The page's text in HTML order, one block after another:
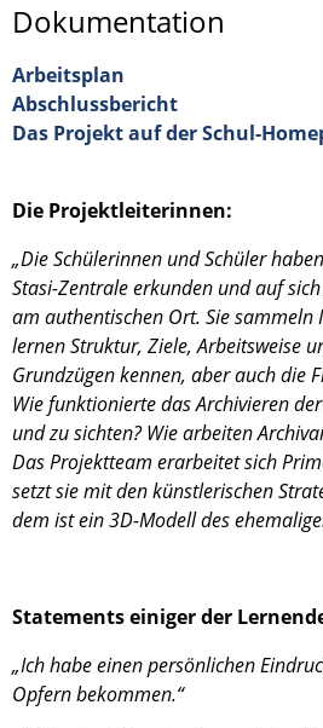
Dokumentation
Arbeitsplan
Abschlussbericht
Das Projekt auf der Schul-
Die Projekt­lei­te­rin­nen:
„Die Schüle­rin­nen und Schüler
Stasi-Zentrale erkun­den und auf
am authen­ti­schen Ort. Sie
lernen Struk­tur, Ziele, Arbeits­weise
Grund­zü­gen kennen, aber auch die
Wie funktio­nierte das Archi­vie­ren
und zu sichten? Wie arbei­ten
Das Projekt­team erarbei­tet sich
setzt sie mit den künst­le­ri­schen
dem ist ein 3D-Modell des
State­ments einiger der
„Ich habe einen persön­li­chen
Opfern bekom­men.“